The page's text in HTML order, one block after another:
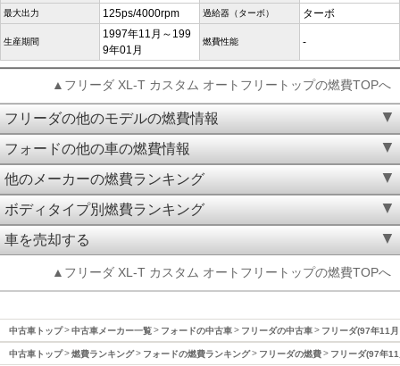
最大出力 125ps/4000rpm 過給器（ターボ） ターボ
生産期間
1997年11月～199
9年01月
燃費性能 -
▲フリーダ XL-T カスタム オートフリートップの燃費TOPへ
フリーダの他のモデルの燃費情報
フォードの他の車の燃費情報
他のメーカーの燃費ランキング
ボディタイプ別燃費ランキング
車を売却する
▲フリーダ XL-T カスタム オートフリートップの燃費TOPへ
中古車トップ 中古車メーカー一覧 フォードの中古車 フリーダの中古車 フリーダ(97年11
中古車トップ 燃費ランキング フォードの燃費ランキング フリーダの燃費 フリーダ(97年